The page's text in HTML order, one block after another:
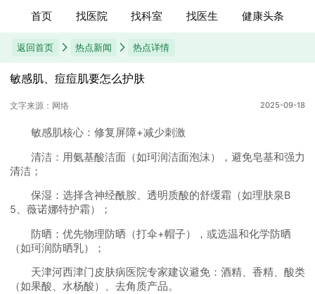
首页 找医院 找科室 找医生 健康头条
返回首页 热点新闻 热点详情
敏感肌、痘痘肌要怎么护肤
文字来源：网络 2025-09-18
敏感肌核心：修复屏障+减少刺激
清洁：用氨基酸洁面（如珂润洁面泡沫），避免皂基和强力
清洁；
保湿：选择含神经酰胺、透明质酸的舒缓霜（如理肤泉B
5、薇诺娜特护霜）；
防晒：优先物理防晒（打伞+帽子），或选温和化学防晒
（如珂润防晒乳）；
天津河西津门皮肤病医院专家建议避免：酒精、香精、酸类
（如果酸、水杨酸）、去角质产品。